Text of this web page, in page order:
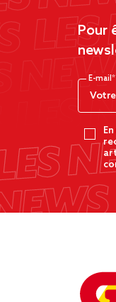
Pour
E-mail*